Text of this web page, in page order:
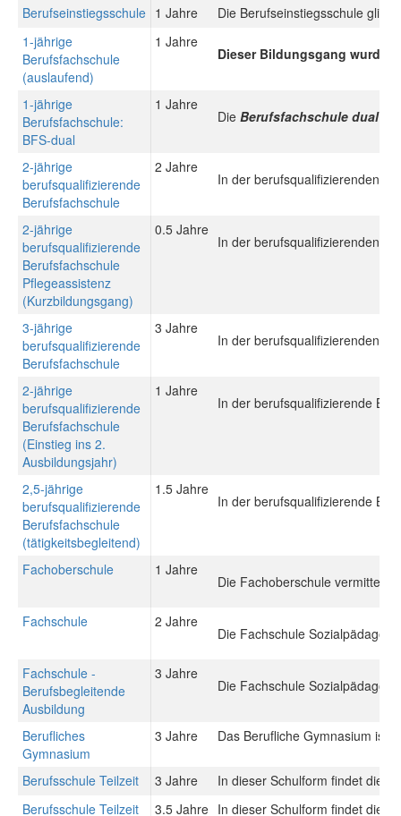
Berufseinstiegsschule 1 Jahre
Die Berufseinstiegsschule
1-jährige
Berufsfachschule
(auslaufend)
1 Jahre
Dieser Bildungsgang wurde
1-jährige
Berufsfachschule:
BFS-dual
1 Jahre
Die Berufsfachschule dual
2-jährige
berufsqualifizierende
Berufsfachschule
2 Jahre
In der berufsqualifizierenden
2-jährige
berufsqualifizierende
Berufsfachschule
Pflegeassistenz
(Kurzbildungsgang)
0.5 Jahre
In der berufsqualifizierenden
3-jährige
berufsqualifizierende
Berufsfachschule
3 Jahre
In der berufsqualifizierenden
2-jährige
berufsqualifizierende
Berufsfachschule
(Einstieg ins 2.
Ausbildungsjahr)
1 Jahre
In der berufsqualifizierende
2,5-jährige
berufsqualifizierende
Berufsfachschule
(tätigkeitsbegleitend)
1.5 Jahre
In der berufsqualifizierende
Fachoberschule 1 Jahre
Die Fachoberschule vermittelt
Fachschule 2 Jahre
Die Fachschule
Fachschule -
Berufsbegleitende
Ausbildung
3 Jahre
Die Fachschule
Berufliches
Gymnasium
3 Jahre Das Berufliche Gymnasium ist
Berufsschule Teilzeit 3 Jahre
In dieser Schulform findet die
Berufsschule Teilzeit
3.5 Jahre In dieser Schulform findet die